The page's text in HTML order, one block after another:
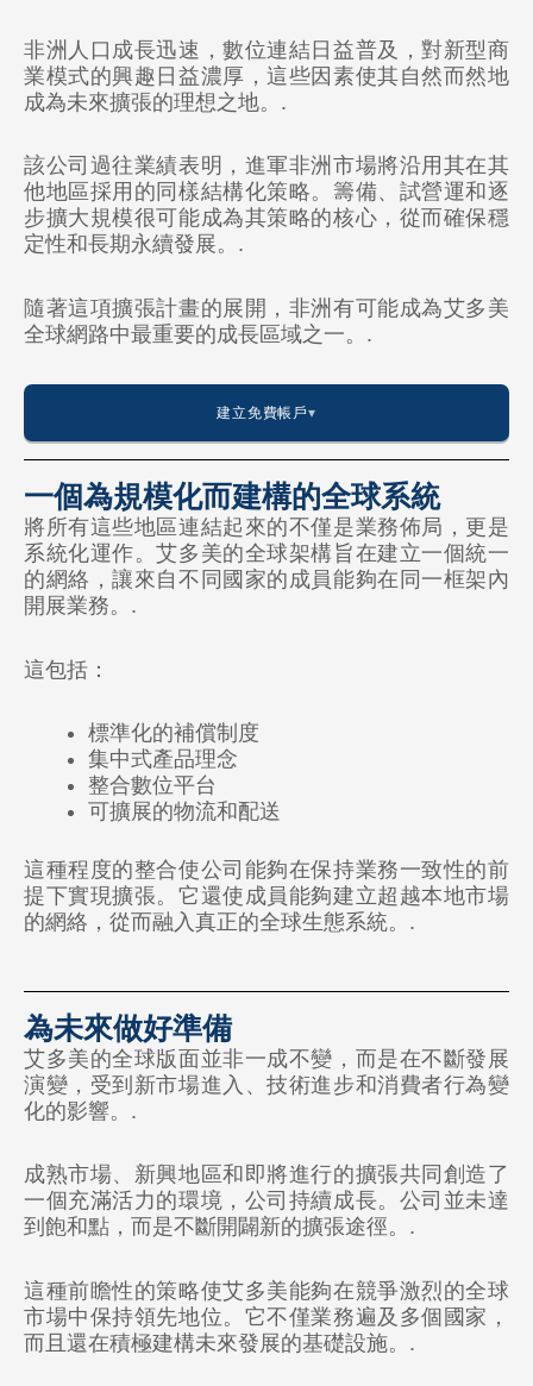
非洲人口成長迅速，數位連結日益普及，對新型商
業模式的興趣日益濃厚，這些因素使其自然而然地
成為未來擴張的理想之地。.
該公司過往業績表明，進軍非洲市場將沿用其在其
他地區採用的同樣結構化策略。籌備、試營運和逐
步擴大規模很可能成為其策略的核心，從而確保穩
定性和長期永續發展。.
隨著這項擴張計畫的展開，非洲有可能成為艾多美
全球網路中最重要的成長區域之一。.
建立免費帳戶
美國
🇺🇸 美國
🇲🇽 墨西哥
🇨🇴 哥倫比亞
🇧🇷 巴西
🇪🇺 Atomy 歐洲（所有歐盟國家）
🇬🇧 英國
亞洲
🇰🇷 韓國
🇰🇭 柬埔寨
🇭🇰 香港
🇮🇳 印度
🇰🇬 吉爾吉斯斯坦
🇲🇾 馬來西亞
一個為規模化而建構的全球系統
將所有這些地區連結起來的不僅是業務佈局，更是
系統化運作。艾多美的全球架構旨在建立一個統一
的網絡，讓來自不同國家的成員能夠在同一框架內
開展業務。.
這包括：
標準化的補償制度
集中式產品理念
整合數位平台
可擴展的物流和配送
這種程度的整合使公司能夠在保持業務一致性的前
提下實現擴張。它還使成員能夠建立超越本地市場
的網絡，從而融入真正的全球生態系統。.
為未來做好準備
艾多美的全球版面並非一成不變，而是在不斷發展
演變，受到新市場進入、技術進步和消費者行為變
化的影響。.
成熟市場、新興地區和即將進行的擴張共同創造了
一個充滿活力的環境，公司持續成長。公司並未達
到飽和點，而是不斷開闢新的擴張途徑。.
這種前瞻性的策略使艾多美能夠在競爭激烈的全球
市場中保持領先地位。它不僅業務遍及多個國家，
而且還在積極建構未來發展的基礎設施。.